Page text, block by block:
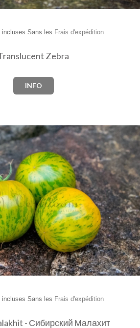
Sans les Frais d'expédition
Zebra
INFO
Sans les Frais d'expédition
- Сибирский Малахит